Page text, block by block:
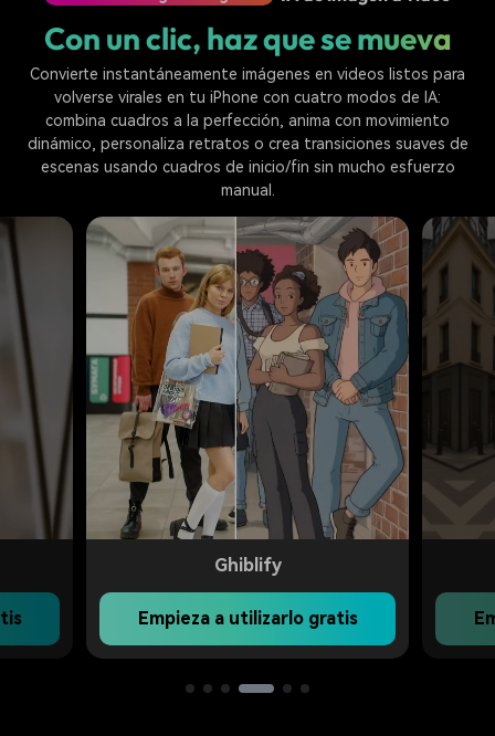
Con un clic, haz que se mueva
Convierte instantáneamente imágenes en videos listos para
volverse virales en tu iPhone con cuatro modos de IA:
combina cuadros a la perfección, anima con movimiento
dinámico, personaliza retratos o crea transiciones suaves de
escenas usando cuadros de inicio/fin sin mucho esfuerzo
manual.
Ghiblify
Empieza a utilizarlo gratis